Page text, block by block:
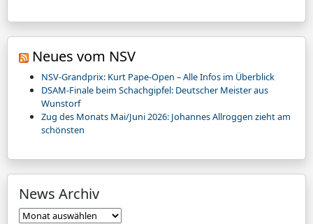
Neues vom NSV
NSV-Grandprix: Kurt Pape-Open – Alle Infos im Überblick
DSAM-Finale beim Schachgipfel: Deutscher Meister aus
Wunstorf
Zug des Monats Mai/Juni 2026: Johannes Allroggen zieht am
schönsten
News Archiv
News